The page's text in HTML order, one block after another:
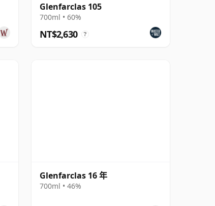
Glenfarclas 105
700ml • 60%
NT$2,630 ?
Glenfarclas 16 年
700ml • 46%